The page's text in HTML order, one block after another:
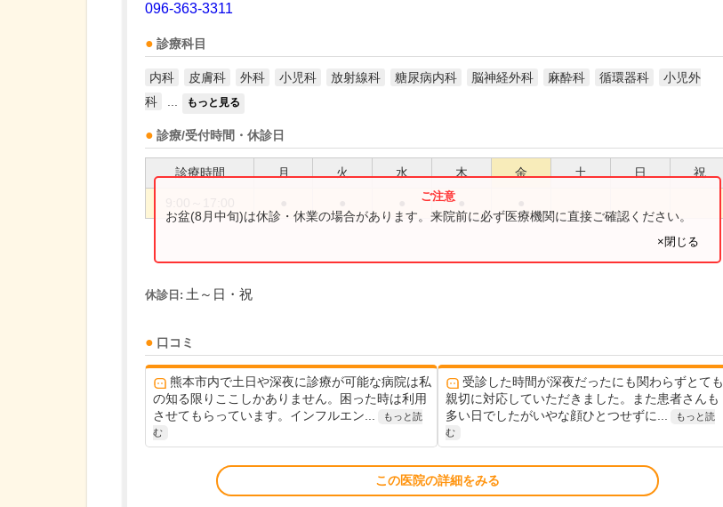
096-363-3311
診療科目
内科 皮膚科 外科 小児科 放射線科 糖尿病内科 脳神経外科 麻酔科 循環器科
小児外
科
もっと見る
診療/受付時間・休診日
診療時間 月 火 水 木 金 土 日 祝
お盆(8月中旬)は休診・休業の場合があります。来院前に必ず医療機関に直接ご確認ください。
×閉じる
休診日: 土～日・祝
口コミ
熊本市内で土日や深夜に診療が可能な病院は私
の知る限りここしかありません。困った時は利用
させてもらっています。インフルエン...
もっと読
む
受診した時間が深夜だったにも関わらずとても
親切に対応していただきました。また患者さんも
多い日でしたがいやな顔ひとつせずに...
もっと読
む
この医院の詳細をみる